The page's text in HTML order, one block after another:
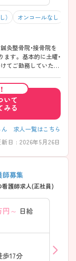
） オンコールなし
灸整骨院・接骨院を
す。 基本的に土曜・
てご勤務していただ
いて
みる
ん 求人一覧はこちら
新日 : 2026年5月26日
師募集
護師求人(正社員)
円～ 日給
歩17分